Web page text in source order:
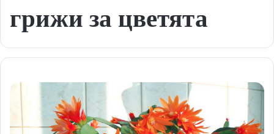
грижи за цветята